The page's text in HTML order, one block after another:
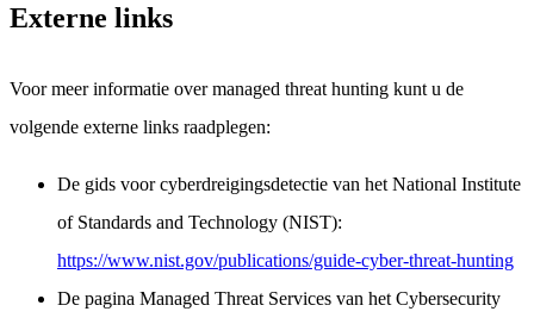
Externe links
Voor meer informatie over managed threat hunting kunt u de
volgende externe links raadplegen:
De gids voor cyberdreigingsdetectie van het National Institute
of Standards and Technology (NIST):
https://www.nist.gov/publications/guide-cyber-threat-hunting
De pagina Managed Threat Services van het Cybersecurity